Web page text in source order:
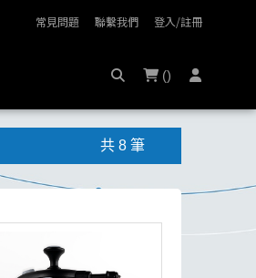
常見問題 聯繫我們 登入/註冊
()
共 8 筆